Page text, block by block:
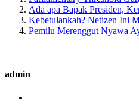
Ada apa Bapak Presiden,
Kebetulankah? Netizen Ini
Pemilu Merenggut Nyawa
admin